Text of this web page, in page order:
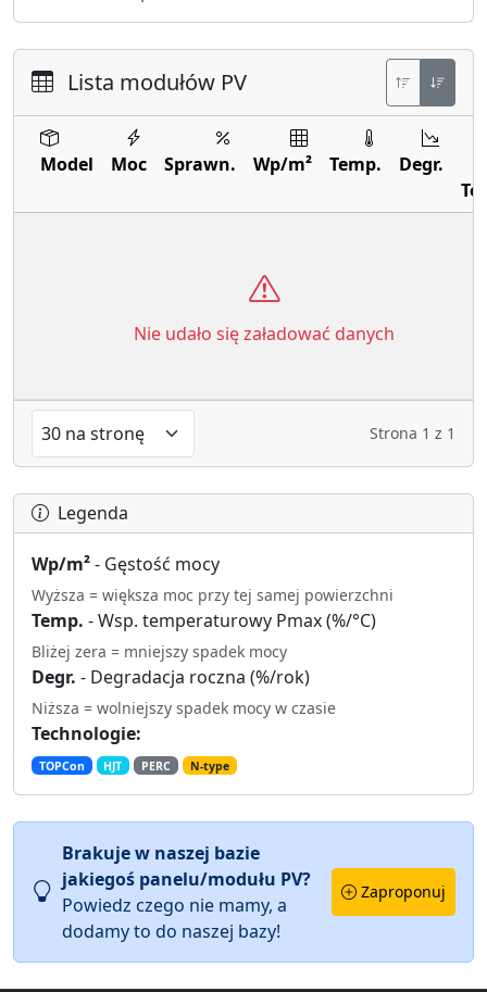
Lista modułów PV
Model Moc Sprawn. Wp/m² Temp.
Degr.
Nie udało się załadować danych
Strona 1 z 1
Legenda
Wp/m²- Gęstość mocy
Wyższa = większa moc przy tej samej powierzchni
Temp. - Wsp. temperaturowy Pmax (%/°C)
Bliżej zera = mniejszy spadek mocy
Degr. - Degradacja roczna (%/rok)
Niższa = wolniejszy spadek mocy w czasie
Technologie:
TOPCon HJT PERC N-type
Brakuje w naszej bazie
jakiegoś panelu/modułu PV?
Powiedz czego nie mamy, a
dodamy to do naszej bazy!
Zaproponuj